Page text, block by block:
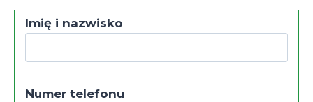
Imię i nazwisko
Numer telefonu